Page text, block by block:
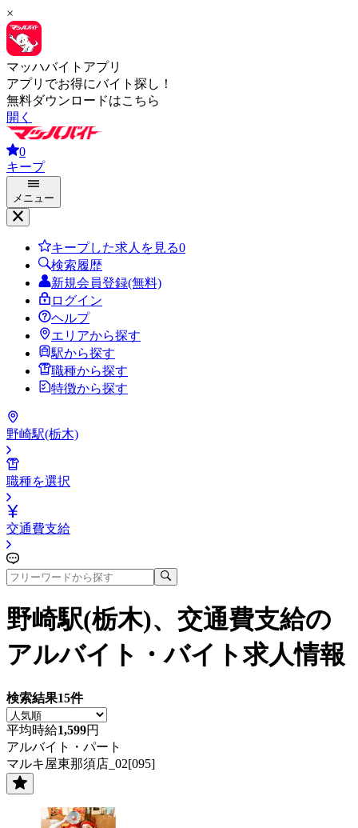
×
マッハバイトアプリ
アプリでお得にバイト探し！
無料ダウンロードはこちら
開く
0
キープ
メニュー
キープした求人を見る0
検索履歴
新規会員登録(無料)
ログイン
ヘルプ
エリアから探す
駅から探す
職種から探す
特徴から探す
野崎駅(栃木)
職種を選択
交通費支給
野崎駅(栃木)、交通費支給の
アルバイト・バイト求人情報
検索結果15件
平均時給1,599円
アルバイト・パート
マルキ屋東那須店_02[095]